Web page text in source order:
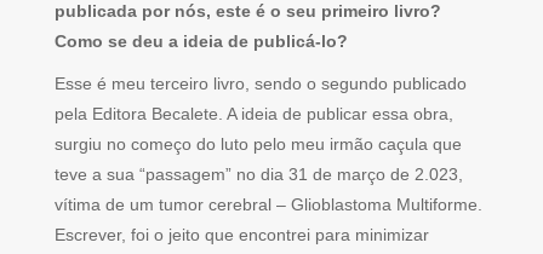
publicada por nós, este é o seu primeiro livro?
Como se deu a ideia de publicá-lo?
Esse é meu terceiro livro, sendo o segundo publicado
pela Editora Becalete. A ideia de publicar essa obra,
surgiu no começo do luto pelo meu irmão caçula que
teve a sua “passagem” no dia 31 de março de 2.023,
vítima de um tumor cerebral – Glioblastoma Multiforme.
Escrever, foi o jeito que encontrei para minimizar